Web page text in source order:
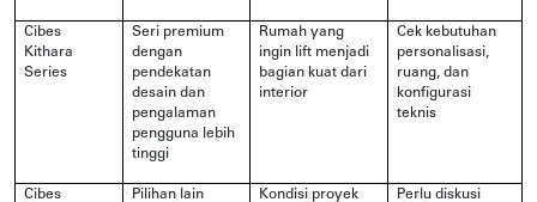
Cibes
Kithara
Series
Seri premium
dengan
pendekatan
desain dan
pengalaman
pengguna lebih
tinggi
Rumah yang
ingin lift menjadi
bagian kuat dari
interior
Cek kebutuhan
personalisasi,
ruang, dan
konfigurasi
teknis
Cibes
Pilihan lain
Kondisi proyek
Perlu diskusi